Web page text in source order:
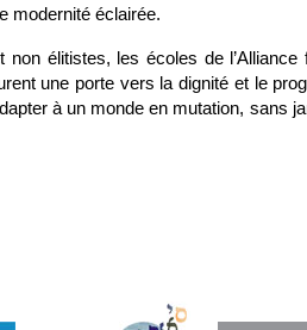
modernité éclairée.
élitistes, les écoles de l’Alliance
une porte vers la dignité et le
à un monde en mutation, sans